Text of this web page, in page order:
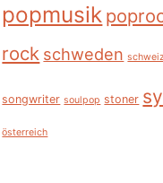
popmusik
rock schweden
songwriter soulpop stoner
österreich